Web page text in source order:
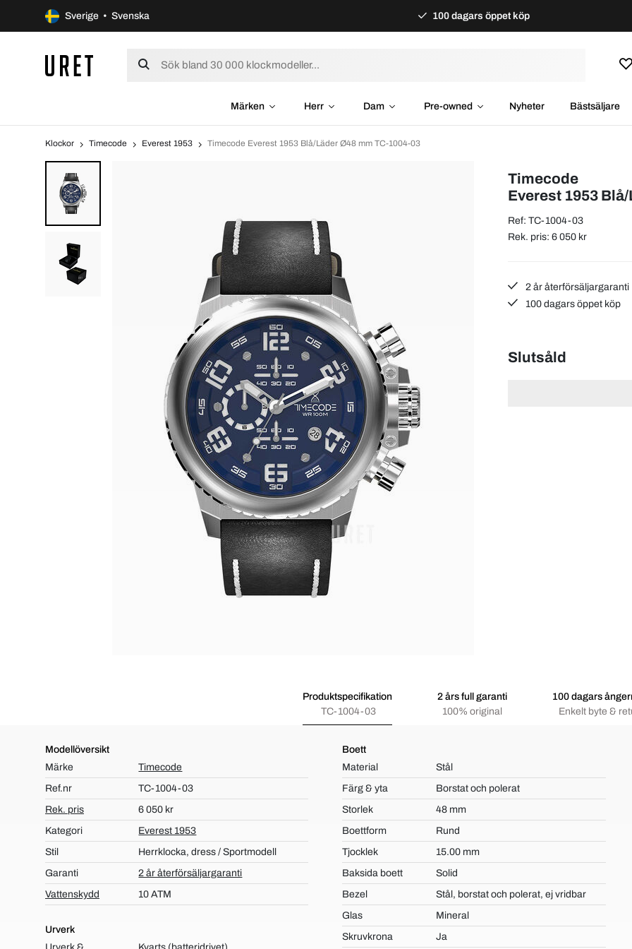
Sverige • Svenska 100 dagars öppet köp
Märken Herr Dam Pre-owned Nyheter Bästsäljare
Klockor Timecode Everest 1953 Timecode Everest 1953 Blå/Läder Ø48 mm TC-1004-03
Timecode
Everest 1953
Ref: TC-1004-03
Rek. pris: 6 050 kr
2 år återförsäljargaranti
100 dagars öppet köp
Slutsåld
Produktspecifikation
TC-1004-03
2 års full garanti
100% original
100 dagars
Enkelt byte &
Modellöversikt
Märke
Timecode
Ref.nr
TC-1004-03
Rek. pris
6 050 kr
Kategori
Everest 1953
Stil
Herrklocka, dress / Sportmodell
Garanti
2 år återförsäljargaranti
Vattenskydd
10 ATM
Urverk
Boett
Material
Stål
Färg & yta
Borstat och polerat
Storlek
48 mm
Boettform
Rund
Tjocklek
15.00 mm
Baksida boett
Solid
Bezel
Stål, borstat och polerat, ej vridbar
Glas
Mineral
Skruvkrona
Ja